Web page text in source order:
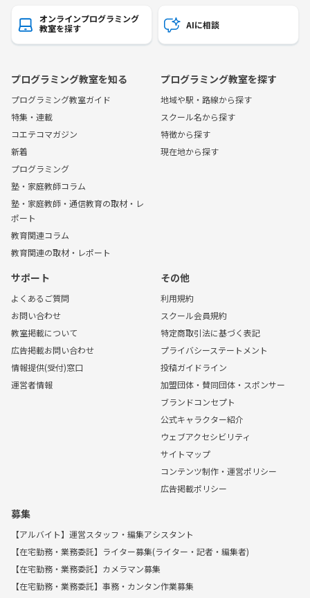
オンラインプログラミング
教室を探す
AIに相談
プログラミング教室を知る
プログラミング教室ガイド
特集・連載
コエテコマガジン
新着
プログラミング
塾・家庭教師コラム
塾・家庭教師・通信教育の取材・レ
ポート
教育関連コラム
教育関連の取材・レポート
プログラミング教室を探す
地域や駅・路線から探す
スクール名から探す
特徴から探す
現在地から探す
サポート
よくあるご質問
お問い合わせ
教室掲載について
広告掲載お問い合わせ
情報提供(受付)窓口
運営者情報
その他
利用規約
スクール会員規約
特定商取引法に基づく表記
プライバシーステートメント
投稿ガイドライン
加盟団体・賛同団体・スポンサー
ブランドコンセプト
公式キャラクター紹介
ウェブアクセシビリティ
サイトマップ
コンテンツ制作・運営ポリシー
広告掲載ポリシー
募集
【アルバイト】運営スタッフ・編集アシスタント
【在宅勤務・業務委託】ライター募集(ライター・記者・編集者)
【在宅勤務・業務委託】カメラマン募集
【在宅勤務・業務委託】事務・カンタン作業募集